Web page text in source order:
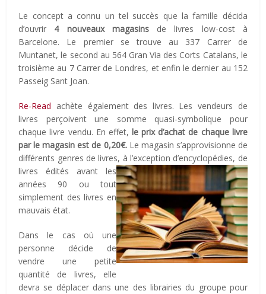
Le concept a connu un tel succès que la famille décida
d’ouvrir 4 nouveaux magasinsde livres low-cost à
Barcelone. Le premier se trouve au 337 Carrer de
Muntanet, le second au 564 Gran Via des Corts Catalans, le
troisième au 7 Carrer de Londres, et enfin le dernier au 152
Passeig Sant Joan.
Re-Read achète également des livres. Les vendeurs de
livres perçoivent une somme quasi-symbolique pour
chaque livre vendu. En effet, le prix d’achat de chaque livre
par le magasin est de 0,20€.Le magasin s’approvisionne de
différents genres de livres, à l’exception d’encyclopédies, de
livres édités avant les
années 90 ou tout
simplement des livres en
mauvais état.
Dans le cas où une
personne décide de
vendre une petite
quantité de livres, elle
devra se déplacer dans une des librairies du groupe pour